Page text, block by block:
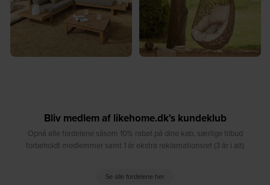
Bliv medlem af likehome.dk's kundeklub
Opnå alle fordelene såsom 10% rabat på dine køb, særlige tilbud
forbeholdt medlemmer samt 1 år ekstra reklamationsret (3 år i alt)
Se alle fordelene her